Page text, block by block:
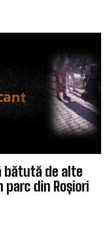
bătută de alte
din Roșiori